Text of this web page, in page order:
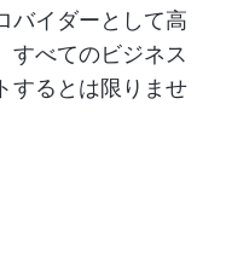
バイダーとして高
すべてのビジネス
するとは限りませ